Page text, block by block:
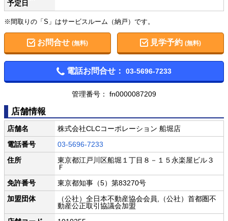
予定日
※間取りの「S」はサービスルーム（納戸）です。
お問合せ (無料) 見学予約(無料)
電話お問合せ： 03-5696-7233
管理番号： fn0000087209
店舗情報
店舗名
株式会社CLCコーポレーション 船堀店
電話番号
03-5696-7233
住所
東京都江戸川区船堀１丁目８－１５永楽屋ビル３
Ｆ
免許番号
東京都知事（5）第83270号
加盟団体
（公社）全日本不動産協会会員,（公社）首都圏不
動産公正取引協議会加盟